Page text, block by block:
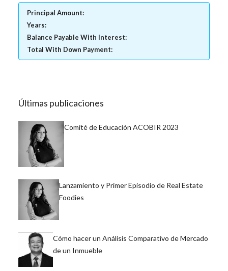
Principal Amount:
Years:
Balance Payable With Interest:
Total With Down Payment:
Últimas publicaciones
Comité de Educación ACOBIR 2023
Lanzamiento y Primer Episodio de Real Estate
Foodies
Cómo hacer un Análisis Comparativo de Mercado
de un Inmueble